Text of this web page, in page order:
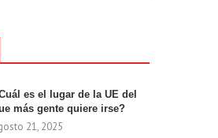
es el lugar de la UE del
más gente quiere irse?
21, 2025